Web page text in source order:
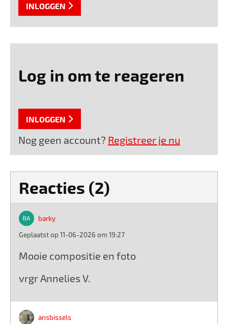
INLOGGEN
Log in om te reageren
INLOGGEN
Nog geen account? Registreer je nu
Reacties (2)
barky
Geplaatst op 11-06-2026 om 19:27
Mooie compositie en foto
vrgr Annelies V.
ansbissels